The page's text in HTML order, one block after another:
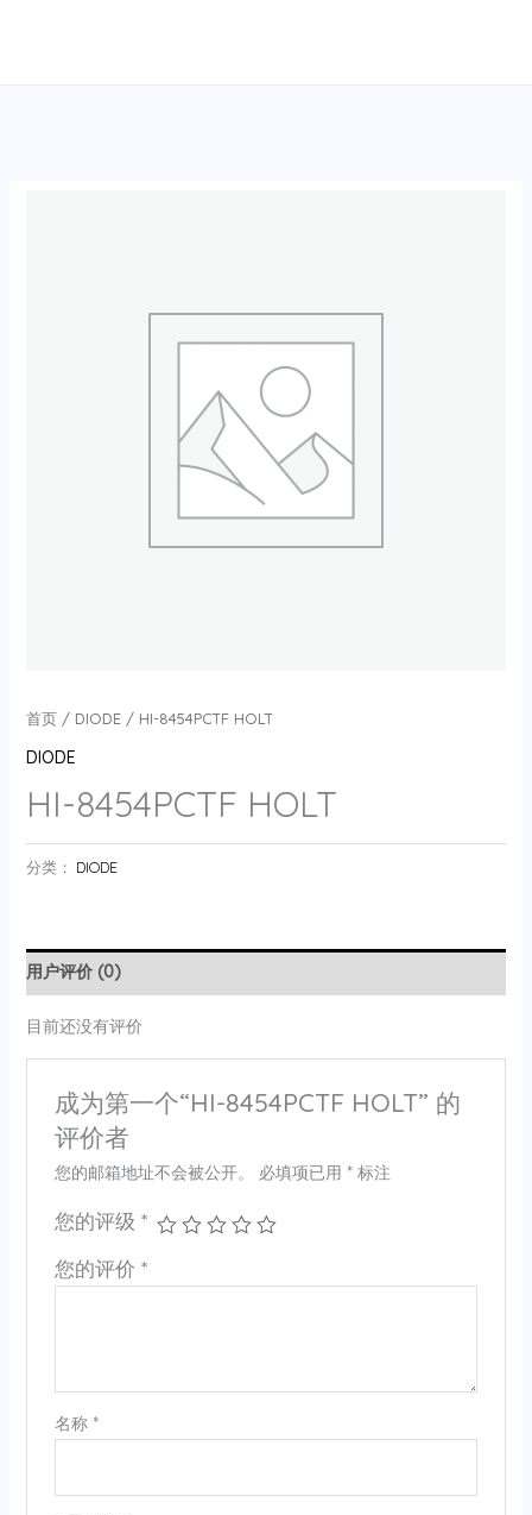
首页/ DIODE/ HI-8454PCTF HOLT
DIODE
HI-8454PCTF HOLT
分类： DIODE
用户评价 (0)
目前还没有评价
成为第一个“HI-8454PCTF HOLT” 的
评价者
您的邮箱地址不会被公开。 必填项已用 *标注
您的评级 *
您的评价 *
名称 *